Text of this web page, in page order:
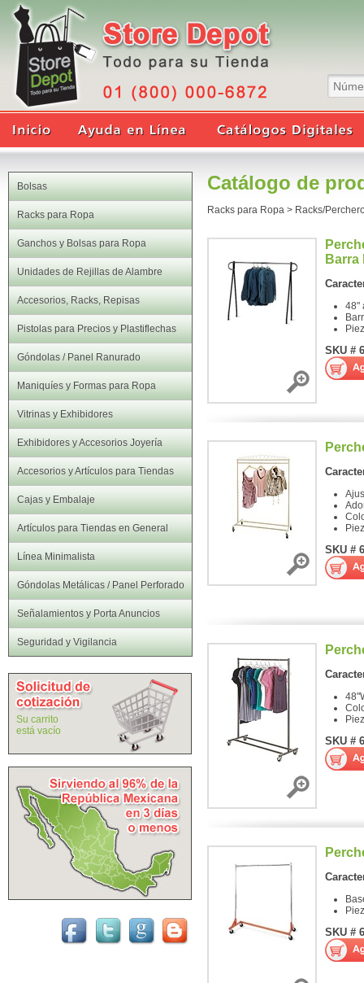
Bolsas
Racks para Ropa
Ganchos y Bolsas para Ropa
Unidades de Rejillas de Alambre
Accesorios, Racks, Repisas
Pistolas para Precios y Plastiflechas
Góndolas / Panel Ranurado
Maniquíes y Formas para Ropa
Vitrinas y Exhibidores
Exhibidores y Accesorios Joyería
Accesorios y Artículos para Tiendas
Cajas y Embalaje
Artículos para Tiendas en General
Línea Minimalista
Góndolas Metálicas / Panel Perforado
Señalamientos y Porta Anuncios
Seguridad y Vigilancia
Su carrito
está vacío
Catálogo de
Racks para Ropa > Racks/
Barra
48"
SKU #
SKU #
SKU #
SKU #